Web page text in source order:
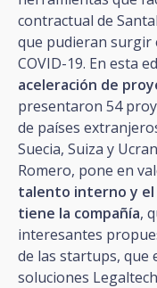
contractual de
que pudieran surgir
COVID-19. En esta
aceleración de
presentaron 54
de países
Suecia, Suiza y
Romero, pone en
talento interno y
tiene la compañía,
interesantes
de las startups, que
soluciones